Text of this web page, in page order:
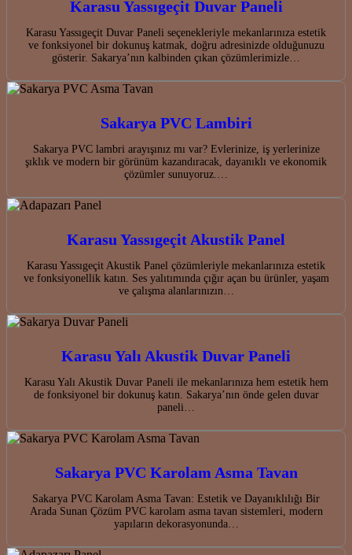
Karasu Yassıgeçit Duvar Paneli
Karasu Yassıgeçit Duvar Paneli seçenekleriyle mekanlarınıza estetik
ve fonksiyonel bir dokunuş katmak, doğru adresinizde olduğunuzu
gösterir. Sakarya’nın kalbinden çıkan çözümlerimizle…
Sakarya PVC Lambiri
Sakarya PVC lambri arayışınız mı var? Evlerinize, iş yerlerinize
şıklık ve modern bir görünüm kazandıracak, dayanıklı ve ekonomik
çözümler sunuyoruz.…
Karasu Yassıgeçit Akustik Panel
Karasu Yassıgeçit Akustik Panel çözümleriyle mekanlarınıza estetik
ve fonksiyonellik katın. Ses yalıtımında çığır açan bu ürünler, yaşam
ve çalışma alanlarınızın…
Karasu Yalı Akustik Duvar Paneli
Karasu Yalı Akustik Duvar Paneli ile mekanlarınıza hem estetik hem
de fonksiyonel bir dokunuş katın. Sakarya’nın önde gelen duvar
paneli…
Sakarya PVC Karolam Asma Tavan
Sakarya PVC Karolam Asma Tavan: Estetik ve Dayanıklılığı Bir
Arada Sunan Çözüm PVC karolam asma tavan sistemleri, modern
yapıların dekorasyonunda…